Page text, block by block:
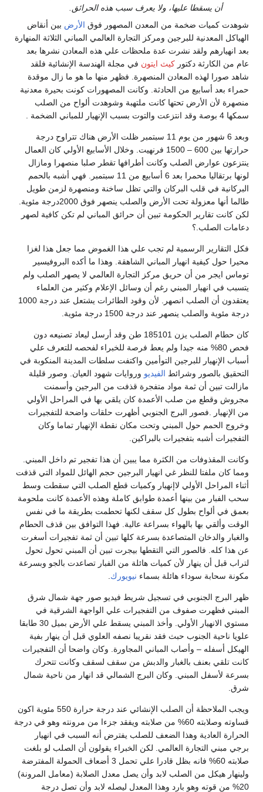
أن يسقطا عليها، ولا يعرف سبب هذه الحرائق.
شوهدت كميات ضخمة من المعدن المصهور فوق الأرض بين أنقاض
الهياكل المعدنية للبرجين ومركز التجارة العالمي المباني الثلاثة المنهارة
بعد انهيارهم ولقد نشرت عدة ملحظات علي هذه المعادن نشرها بعد
عام من الكارثة دكتور كيث ايتون في مجلة الهندسة الإنشائية فلقد
شاهد صورا لهذه المعادن المنصهرة. فظهر منها ما هو ما زال موقدة
حمراء بعد أسابيع من الحادثة. وكانت المصهورات كونت بحيرة معدنية
منصهرة لأن الأرض تحتها كانت ملتهبة وشوهدت ألواح من الصلب
سمكها 4 بوصة وقد انتزعت والتوت بسبب الإنهيار للمباني الضخمة .
وبعد 6 شهور من يوم 11 سبتمبر ظلت الأرض هناك تتراوح درجة
حرارتها بين 600 – 1500 فرنهيت. وخلال الأسابيع الأولي كان العمال
ينتزعون عوارض الصلب وكانت أطرافها تقطر صلبا منصهرا ومازال
لونها برتقاليا محمرا بعد 6 أسابيع من 11 سبتمبر. فهي أشبه بالحمم
البركانية في قلب البركان والتي تظل ساخنة ومنصهرة لزمن طويل
طالما أنها معزولة تحت الأرض والصلب ينصهر فوق 2000درجة مئوية.
لكن كانت تقارير الحكومة تبين أن حرائق المباني لم تكن كافية لصهر
دعامات الصلب.؟
فكل التقارير الرسمية لم تجب علي هذا الغموض مما جعل هذا لغزا
محيرا حول كيفية انهيار المباني الشاهقة. وهذا ما أكده البروفيسير
توماس ايجر من أن حريق مركز التجارة العالمي لا يصهر الصلب ولم
يتسبب في انهيار المبني رغم أن وسائل الإعلام وكثير من العلماء
يعتقدون أن الصلب انصهر. لأن وقود الطائرات يشتعل عند درجة 1000
درجة مئوية والصلب ينصهر عند درجة 1500 درجة مئوية.
كان حطام الصلب يزن 185101 طن وقد أرسل ليعاد تصنيعه دون
فحص 80% منه جيدا ولم يعط فرصة للخبراء لفحصه للتعرف علي
أسباب الإنهيار للبرجين التوأمين واكتفت سلطات المدينة المنكوبة في
التحقيق بالصور وشرائط الفيديو وروايات شهود العيان. وصور قليلة
مازالت تبين أن ثمة مواد متفجرة قذفت من البرجين وأسمنت
مجروش وقطع من صلب الأعمدة كان يلقي بها في المراحل الأولي
من الإنهيار .فصور البرج الجنوبي أظهرت حلقات واضحة للتفجيرات
وخروج الحمم حول المبني وتحت مكان نقطة الإنهيار تماما وكان
التفجيرات أشبه بتفجيرات بالبراكين.
وكانت المقذوفات من الكثرة مما يبين أن هذا تفجير تم داخل المبني.
ومما كان ملفتا للنظر غي انهيار البرجين حجم الهائل للمواد التي قذفت
أثناء المراحل الأولي لاإنهيار وكميات قطع الصلب التي سقطت وسط
سحب الفبار من بينها أعمدة طوابق كاملة وهذه الأعمدة كانت ملحومة
بعمق في ألواح بطول كل سقف لكنها تحطمت بطريقة ما في نفس
الوقت وألقي بها بالهواء بسراعة عالية. فهذا التوافق بين قذف الحطام
والغبار والدخان المتصاعدة بسرعة كلها تبين أن ثمة تفجيرات أسغرت
عن هذا كله. فالصور التي التقطها بيجرت تبين أن المبني تحول تحول
لتراب قبل أن ينهار لأن كميات هائلة من الفبار تصاعدت بالجو وبسرعة
مكونة سحابة سوداء هائلة بسماء نيويورك
ظهر البرج الجنوبي في تسجيل شريط فيديو صور جهة شمال شرق
المبني فظهرت صفوف من التفجيرات علي الواجهة الشرقية في
مستوي الانهيار الأولي. وأخذ المبني يسقط علي الأرض بميل 30 طابقا
علويا ناحية الجنوب حبث فقد نقريبا نصفه العلوي قبل أن ينهار بفية
الهيكل أسفله – وأصاب المباني المجاورة. وكان واضحا أن التفجيرات
كانت تلقي بعنف بالغبار والدبش من سقف لسقف وكانت تتحرك
بسرعة لأسفل المبني. وكان البرج الشمالي قد انهار من ناحية شمال
شرق.
ويجب الملاحظة أن الصلب الإنشائي عند درجة حرارة 550 مئوية اكون
قساوته وصلابته 60% من صلابته ويفقد جزءا من مرونته وهو في درجة
الحرارة العادية وهذا الضعف للصلب يفترض أنه السبب في انهيار
برجي مبني التجارة العالمي. لكن الخبراء يقولون أن الصلب لو بلغت
صلابته 60% فانه بظل قادرا علي تحمل 3 أضعاف الحمولة المفترضة
ولينهار هيكل من الصلب لابد وأن يصل معدل الصلابة (معامل المرونة)
20% من قوته وهو بارد وهذا المعدل ليصله لابد وأن تصل درجة